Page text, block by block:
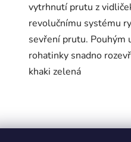
vytrhnutí prutu z
revolučnímu systému
sevření prutu. Pouhým
rohatinky snadno
khaki zelená